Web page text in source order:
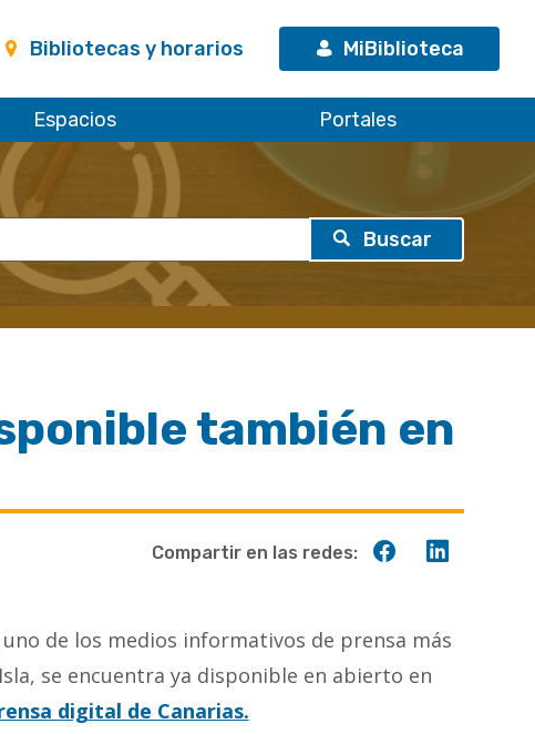
Bibliotecas y horarios MiBiblioteca
Espacios Portales
también en
Compartir
Compartir en las redes:
de los medios informativos de prensa más
se encuentra ya disponible en abierto en
digital de Canarias.